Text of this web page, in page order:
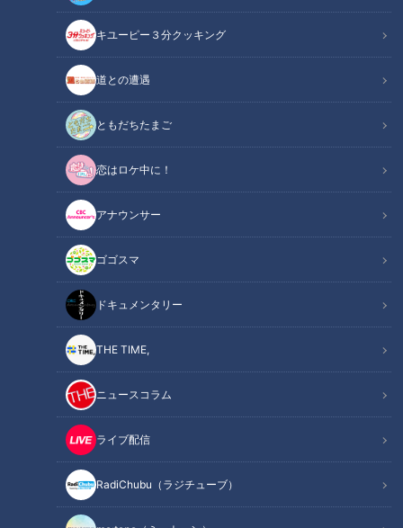
キユーピー３分クッキング
道との遭遇
ともだちたまご
恋はロケ中に！
アナウンサー
ゴゴスマ
ドキュメンタリー
THE TIME,
ニュースコラム
ライブ配信
RadiChubu（ラジチューブ）
CBCテレビ：画像『写真AC』より「パイナップル」
ニュースコラム
東西南北論説風
生まれて初めて食べたパイナップルは缶詰だった。リンゴもミ
カンもブドウも、多くの果物は“生（なま）”のものを食べるの
に「なぜ？」。パイナップル缶詰の日本での歩みを追う。
パイナップルは南アメリカの熱帯地方原産のフルーツ。果実の
形が松かさに似ているため「Pine（パイン）」、味はリンゴ
のように甘酸っぱいため「Apple（アップル）」、ここから
「パインアップル＝パイナップル」と名づけられた。そんなパ
イナップルが日本にやって来たのは江戸時代の末期、当時はま
だ琉球だった沖縄の石垣島にオランダ船が苗をもたらした。そ
の苗を島の人たちが植えて、育てた実を食べてみたら美味し
い。パイナップルはこうして島に根づいていった。
石垣島の環境はパイナップルの生育に適していた。沖縄の土壌
は酸性土で、一般の作物には合わなかったが、パイナップルに
はむしろ合っていた。また台風などによる雨や風に強い植物だ
ったため、パイナップルの栽培は石垣島から隣の宮古島など、